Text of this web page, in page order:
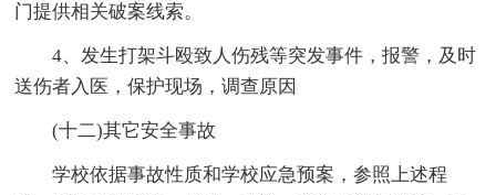
门提供相关破案线索。
4、发生打架斗殴致人伤残等突发事件，报警，及时
送伤者入医，保护现场，调查原因
(十二)其它安全事故
学校依据事故性质和学校应急预案，参照上述程